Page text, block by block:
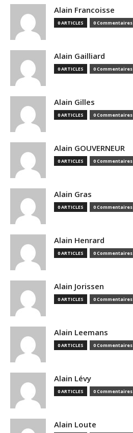
Alain Francoisse
0 ARTICLES 0 Commentaires
Alain Gailliard
0 ARTICLES 0 Commentaires
Alain Gilles
0 ARTICLES 0 Commentaires
Alain GOUVERNEUR
0 ARTICLES 0 Commentaires
Alain Gras
0 ARTICLES 0 Commentaires
Alain Henrard
0 ARTICLES 0 Commentaires
Alain Jorissen
0 ARTICLES 0 Commentaires
Alain Leemans
0 ARTICLES 0 Commentaires
Alain Lévy
0 ARTICLES 0 Commentaires
Alain Loute